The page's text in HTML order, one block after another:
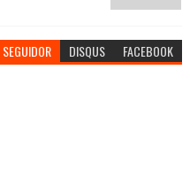
SEGUIDOR DISQUS FACEBOOK